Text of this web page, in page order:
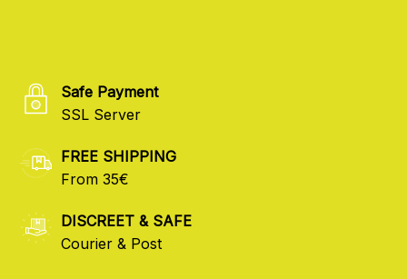
Safe Payment
SSL Server
FREE SHIPPING
From 35€
DISCREET & SAFE
Courier & Post